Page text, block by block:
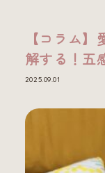
【コラム
解する！五
2025.09.01